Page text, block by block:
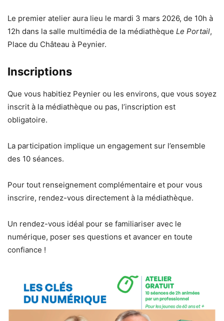
Le premier atelier aura lieu le mardi 3 mars 2026, de 10h à
12h dans la salle multimédia de la médiathèque Le Portail,
Place du Château à Peynier.
Inscriptions
Que vous habitiez Peynier ou les environs, que vous soyez
inscrit à la médiathèque ou pas, l’inscription est
obligatoire.
La participation implique un engagement sur l’ensemble
des 10 séances.
Pour tout renseignement complémentaire et pour vous
inscrire, rendez-vous directement à la médiathèque.
Un rendez-vous idéal pour se familiariser avec le
numérique, poser ses questions et avancer en toute
confiance !